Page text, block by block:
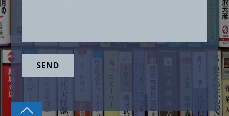
SEND